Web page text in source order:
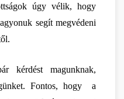
úgy vélik, hogy
segít megvédeni
kérdést magunknak,
Fontos, hogy  a